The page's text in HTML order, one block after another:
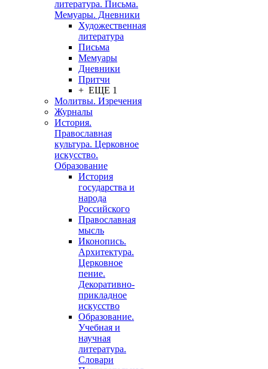
литература. Письма.
Мемуары. Дневники
Художественная
литература
Письма
Мемуары
Дневники
Притчи
+ ЕЩЕ 1
Молитвы. Изречения
Журналы
История.
Православная
культура. Церковное
искусство.
Образование
История
государства и
народа
Российского
Православная
мысль
Иконопись.
Архитектура.
Церковное
пение.
Декоративно-
прикладное
искусство
Образование.
Учебная и
научная
литература.
Словари